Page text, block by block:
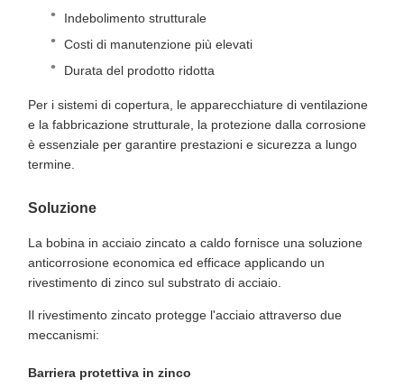
Indebolimento strutturale
Costi di manutenzione più elevati
Durata del prodotto ridotta
Per i sistemi di copertura, le apparecchiature di ventilazione
e la fabbricazione strutturale, la protezione dalla corrosione
è essenziale per garantire prestazioni e sicurezza a lungo
termine.
Soluzione
La bobina in acciaio zincato a caldo fornisce una soluzione
anticorrosione economica ed efficace applicando un
rivestimento di zinco sul substrato di acciaio.
Il rivestimento zincato protegge l'acciaio attraverso due
meccanismi:
Barriera protettiva in zinco